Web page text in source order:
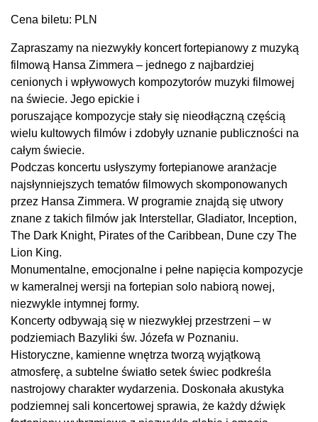
Cena biletu: PLN
Zapraszamy na niezwykły koncert fortepianowy z muzyką
filmową Hansa Zimmera – jednego z najbardziej
cenionych i wpływowych kompozytorów muzyki filmowej
na świecie. Jego epickie i
poruszające kompozycje stały się nieodłączną częścią
wielu kultowych filmów i zdobyły uznanie publiczności na
całym świecie.
Podczas koncertu usłyszymy fortepianowe aranżacje
najsłynniejszych tematów filmowych skomponowanych
przez Hansa Zimmera. W programie znajdą się utwory
znane z takich filmów jak Interstellar, Gladiator, Inception,
The Dark Knight, Pirates of the Caribbean, Dune czy The
Lion King.
Monumentalne, emocjonalne i pełne napięcia kompozycje
w kameralnej wersji na fortepian solo nabiorą nowej,
niezwykle intymnej formy.
Koncerty odbywają się w niezwykłej przestrzeni – w
podziemiach Bazyliki św. Józefa w Poznaniu.
Historyczne, kamienne wnętrza tworzą wyjątkową
atmosferę, a subtelne światło setek świec podkreśla
nastrojowy charakter wydarzenia. Doskonała akustyka
podziemnej sali koncertowej sprawia, że każdy dźwięk